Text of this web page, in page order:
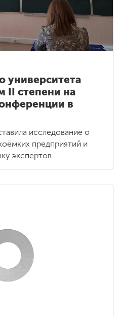
университета
II степени на
в
исследование о
предприятий и
экспертов